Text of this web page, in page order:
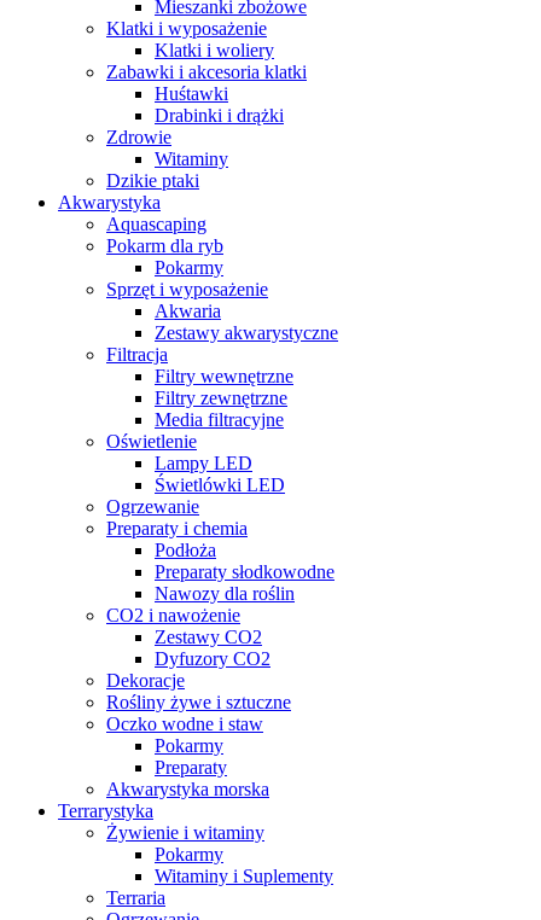
Mieszanki zbożowe
Klatki i wyposażenie
Klatki i woliery
Zabawki i akcesoria klatki
Huśtawki
Drabinki i drążki
Zdrowie
Witaminy
Dzikie ptaki
Akwarystyka
Aquascaping
Pokarm dla ryb
Pokarmy
Sprzęt i wyposażenie
Akwaria
Zestawy akwarystyczne
Filtracja
Filtry wewnętrzne
Filtry zewnętrzne
Media filtracyjne
Oświetlenie
Lampy LED
Świetlówki LED
Ogrzewanie
Preparaty i chemia
Podłoża
Preparaty słodkowodne
Nawozy dla roślin
CO2 i nawożenie
Zestawy CO2
Dyfuzory CO2
Dekoracje
Rośliny żywe i sztuczne
Oczko wodne i staw
Pokarmy
Preparaty
Akwarystyka morska
Terrarystyka
Żywienie i witaminy
Pokarmy
Witaminy i Suplementy
Terraria